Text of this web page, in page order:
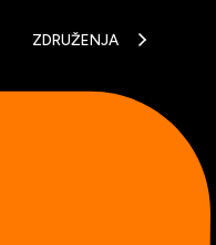
ZDRUŽENJA